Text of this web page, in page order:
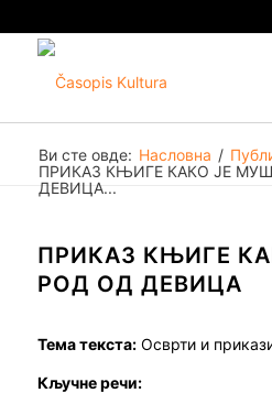
Ви сте овде: Насловна /
ПРИКАЗ КЊИГЕ КАКО ЈЕ
ДЕВИЦА...
ПРИКАЗ КЊИГЕ
РОД ОД ДЕВИЦА
Тема текста:Осврти и
Кључне речи: